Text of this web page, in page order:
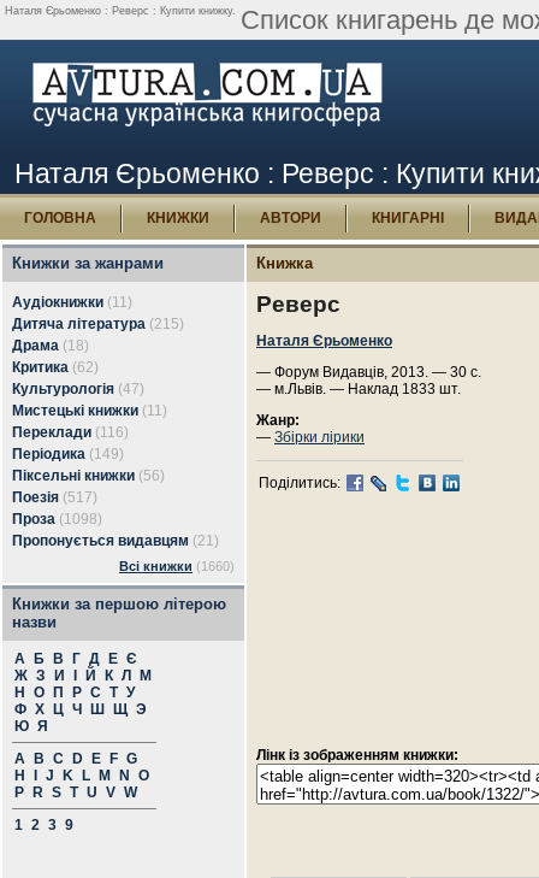
Наталя Єрьоменко : Реверс : Купити книжку. Список книгарень де
Наталя Єрьоменко : Реверс : Купити
ГОЛОВНА КНИЖКИ АВТОРИ КНИГАРНІ
Книжки за жанрами
Аудіокнижки (11)
Дитяча література (215)
Драма (18)
Критика (62)
Культурологія (47)
Мистецькі книжки (11)
Переклади (116)
Періодика (149)
Піксельні книжки (56)
Поезія (517)
Проза (1098)
Пропонується видавцям (21)
Всі книжки (1660)
Книжки за першою літерою
назви
А Б В Г Д Е Є
Ж З И Й К Л
М
Н
О П Р С Т У
Ф Х Ц Ч Ш Щ Э
Ю Я
A
B C D E F G
H
J K L M N
O
P
R S T U V W
1 2 3 9
Книжка
Реверс
Наталя Єрьоменко
— Форум Видавців, 2013. — 30 с.
— м.Львів. — Наклад 1833 шт.
Жанр:
— Збірки лірики
Поділитись:
Лінк із зображенням книжки: